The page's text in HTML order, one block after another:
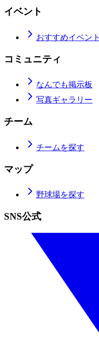
イベント
おすすめイベント
コミュニティ
なんでも掲示板
写真ギャラリー
チーム
チームを探す
マップ
野球場を探す
SNS公式